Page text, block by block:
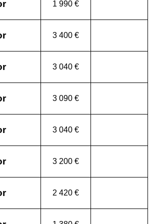
1 990 €
3 400 €
3 040 €
3 090 €
3 040 €
3 200 €
2 420 €